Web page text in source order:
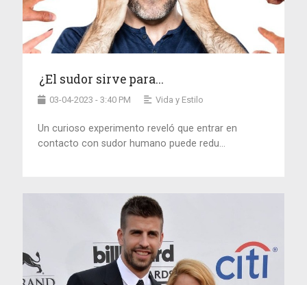
¿El sudor sirve para...
03-04-2023 - 3:40 PM Vida y Estilo
Un curioso experimento reveló que entrar en
contacto con sudor humano puede redu...